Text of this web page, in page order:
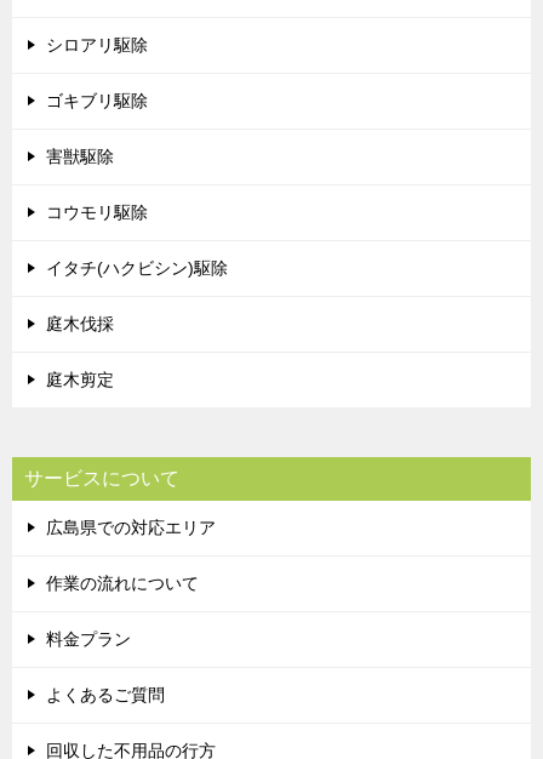
シロアリ駆除
ゴキブリ駆除
害獣駆除
コウモリ駆除
イタチ(ハクビシン)駆除
庭木伐採
庭木剪定
サービスについて
広島県での対応エリア
作業の流れについて
料金プラン
よくあるご質問
回収した不用品の行方